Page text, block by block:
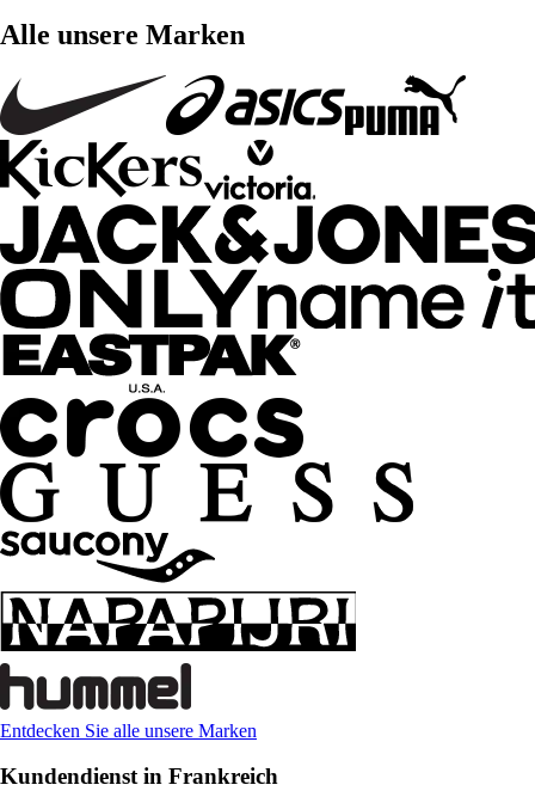
Alle unsere Marken
Entdecken Sie alle unsere Marken
Kundendienst in Frankreich